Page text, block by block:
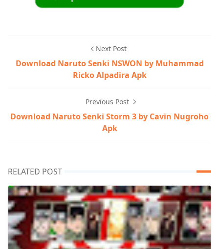
Next Post
Download Naruto Senki NSWON by Muhammad
Ricko Alpadira Apk
Previous Post
Download Naruto Senki Storm 3 by Cavin Nugroho
Apk
RELATED POST